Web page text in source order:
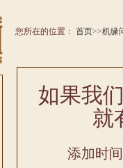
您所在的位置： 首页>>机缘
如果我
就
添加时